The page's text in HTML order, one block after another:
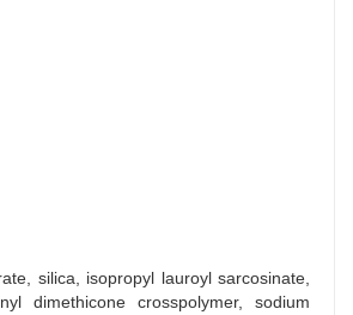
silica, isopropyl lauroyl sarcosinate,
dimethicone crosspolymer, sodium